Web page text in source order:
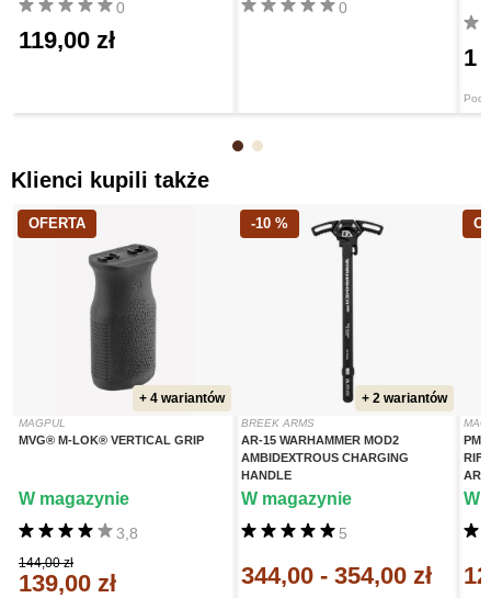
0
119,00 zł
0
1
Klienci kupili także
OFERTA
+ 4 wariantów
MAGPUL
MVG® M-LOK® VERTICAL GRIP
3,8
W magazynie
144,00 zł
139,00 zł
-10 %
+ 2 wariantów
BREEK ARMS
AR-15 WARHAMMER MOD2
AMBIDEXTROUS CHARGING
HANDLE
5
W magazynie
344,00 - 354,00 zł
AR-
W